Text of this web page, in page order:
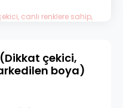
(Dikkat çekici,
boya)